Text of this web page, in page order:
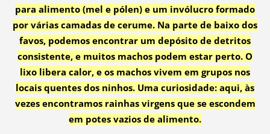
para alimento (mel e pólen) e um invólucro formado
por várias camadas de cerume. Na parte de baixo dos
favos, podemos encontrar um depósito de detritos
consistente, e muitos machos podem estar perto. O
lixo libera calor, e os machos vivem em grupos nos
locais quentes dos ninhos. Uma curiosidade: aqui, às
vezes encontramos rainhas virgens que se escondem
em potes vazios de alimento.